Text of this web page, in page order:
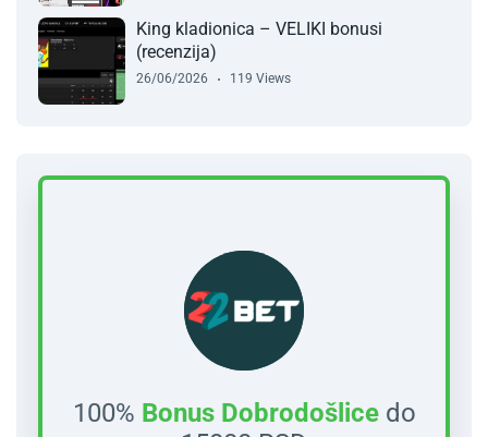
King kladionica – VELIKI bonusi
(recenzija)
26/06/2026 119 Views
100% Bonus Dobrodošlicedo